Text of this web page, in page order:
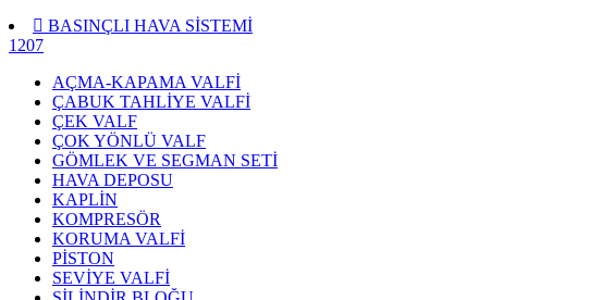
BASINÇLI HAVA SİSTEMİ
1207
AÇMA-KAPAMA VALFİ
ÇABUK TAHLİYE VALFİ
ÇEK VALF
ÇOK YÖNLÜ VALF
GÖMLEK VE SEGMAN SETİ
HAVA DEPOSU
KAPLİN
KOMPRESÖR
KORUMA VALFİ
PİSTON
SEVİYE VALFİ